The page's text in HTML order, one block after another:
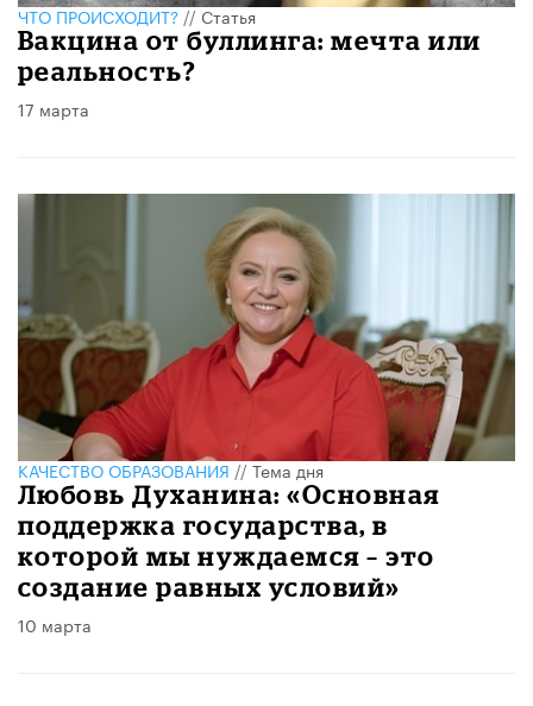
ЧТО ПРОИСХОДИТ?//Статья
Вакцина от буллинга: мечта или
реальность?
17 марта
КАЧЕСТВО ОБРАЗОВАНИЯ//Тема дня
Любовь Духанина: «Основная
поддержка государства, в
которой мы нуждаемся – это
создание равных условий»
10 марта